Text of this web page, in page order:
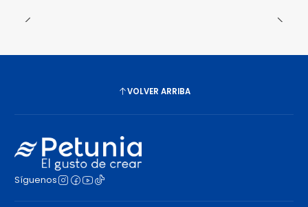
VOLVER ARRIBA
Síguenos